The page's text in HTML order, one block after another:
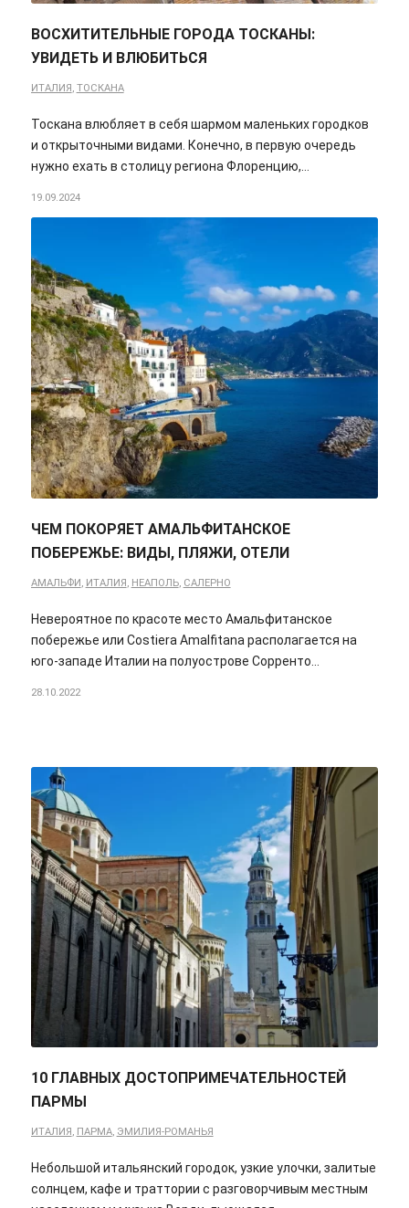
ВОСХИТИТЕЛЬНЫЕ ГОРОДА ТОСКАНЫ:
УВИДЕТЬ И ВЛЮБИТЬСЯ
ИТАЛИЯ , ТОСКАНА
Тоскана влюбляет в себя шармом маленьких городков
и открыточными видами. Конечно, в первую очередь
нужно ехать в столицу региона Флоренцию,…
19.09.2024
ЧЕМ ПОКОРЯЕТ АМАЛЬФИТАНСКОЕ
ПОБЕРЕЖЬЕ: ВИДЫ, ПЛЯЖИ, ОТЕЛИ
АМАЛЬФИ, ИТАЛИЯ, НЕАПОЛЬ, САЛЕРНО
Невероятное по красоте место Амальфитанское
побережье или Costiera Amalfitana располагается на
юго-западе Италии на полуострове Сорренто…
28.10.2022
10 ГЛАВНЫХ ДОСТОПРИМЕЧАТЕЛЬНОСТЕЙ
ПАРМЫ
ИТАЛИЯ , ПАРМА, ЭМИЛИЯ-РОМАНЬЯ
Небольшой итальянский городок, узкие улочки, залитые
солнцем, кафе и траттории с разговорчивым местным